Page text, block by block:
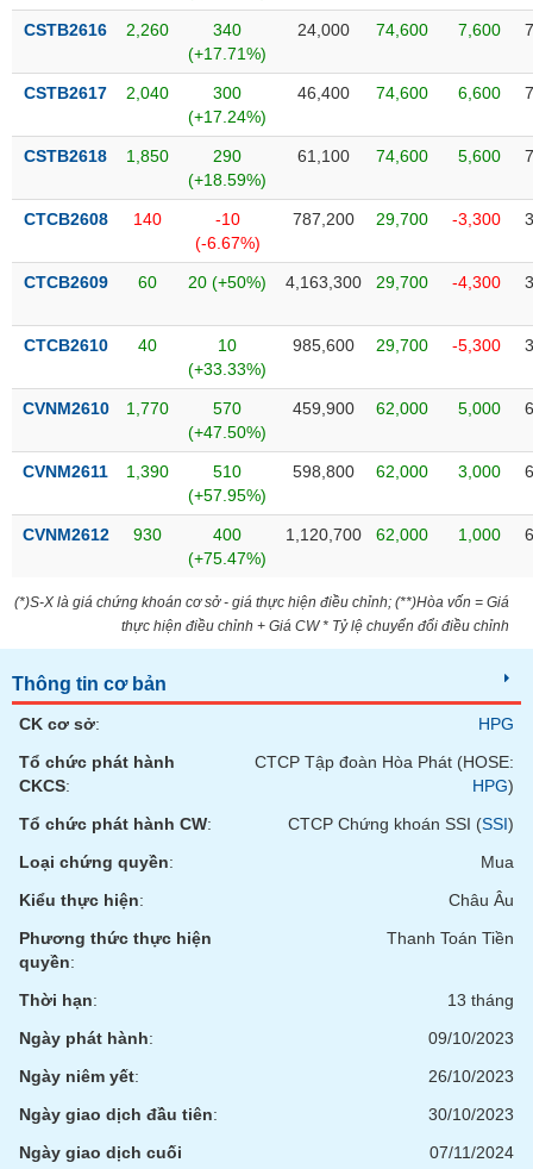
CSTB2616 2,260
340
(+17.71%)
24,000 74,600 7,600
CSTB2617 2,040
300
(+17.24%)
46,400 74,600 6,600
CSTB2618 1,850
290
(+18.59%)
61,100 74,600 5,600
CTCB2608 140
-10
(-6.67%)
787,200 29,700 -3,300
CTCB2609 60 20 (+50%) 4,163,300 29,700 -4,300
CTCB2610 40
10
(+33.33%)
985,600 29,700 -5,300
CVNM2610 1,770
570
(+47.50%)
459,900 62,000 5,000
CVNM2611 1,390
510
(+57.95%)
598,800 62,000 3,000
CVNM2612 930
400
(+75.47%)
1,120,700 62,000 1,000
(*)S-X là giá chứng khoán cơ sở - giá thực hiện điều chỉnh; (**)Hòa vốn = Giá
thực hiện điều chỉnh + Giá CW * Tỷ lệ chuyển đổi điều chỉnh
Thông tin cơ bản
CK cơ sở:
HPG
Tổ chức phát hành
CKCS:
CTCP Tập đoàn Hòa Phát (HOSE:
HPG)
Tổ chức phát hành CW: CTCP Chứng khoán SSI (SSI)
Loại chứng quyền:
Mua
Kiểu thực hiện:
Châu Âu
Phương thức thực hiện
quyền:
Thanh Toán Tiền
Thời hạn:
13 tháng
Ngày phát hành:
09/10/2023
Ngày niêm yết:
26/10/2023
Ngày giao dịch đầu tiên:
30/10/2023
Ngày giao dịch cuối
07/11/2024
Công
đầu
tư
Truyền
tài
chính
liệu